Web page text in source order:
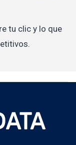
tu clic y lo que